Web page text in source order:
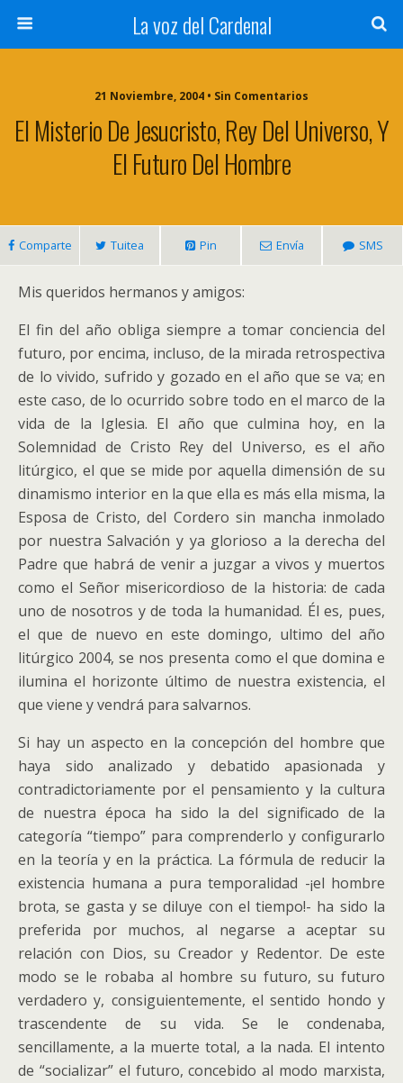
La voz del Cardenal
21 Noviembre, 2004 • Sin Comentarios
El Misterio De Jesucristo, Rey Del Universo, Y
El Futuro Del Hombre
Comparte Tuitea Pin Envía SMS
Mis queridos hermanos y amigos:
El fin del año obliga siempre a tomar conciencia del
futuro, por encima, incluso, de la mirada retrospectiva
de lo vivido, sufrido y gozado en el año que se va; en
este caso, de lo ocurrido sobre todo en el marco de la
vida de la Iglesia. El año que culmina hoy, en la
Solemnidad de Cristo Rey del Universo, es el año
litúrgico, el que se mide por aquella dimensión de su
dinamismo interior en la que ella es más ella misma, la
Esposa de Cristo, del Cordero sin mancha inmolado
por nuestra Salvación y ya glorioso a la derecha del
Padre que habrá de venir a juzgar a vivos y muertos
como el Señor misericordioso de la historia: de cada
uno de nosotros y de toda la humanidad. Él es, pues,
el que de nuevo en este domingo, ultimo del año
litúrgico 2004, se nos presenta como el que domina e
ilumina el horizonte último de nuestra existencia, el
que viene y vendrá para salvarnos.
Si hay un aspecto en la concepción del hombre que
haya sido analizado y debatido apasionada y
contradictoriamente por el pensamiento y la cultura
de nuestra época ha sido la del significado de la
categoría “tiempo” para comprenderlo y configurarlo
en la teoría y en la práctica. La fórmula de reducir la
existencia humana a pura temporalidad -¡el hombre
brota, se gasta y se diluye con el tiempo!- ha sido la
preferida por muchos, al negarse a aceptar su
relación con Dios, su Creador y Redentor. De este
modo se le robaba al hombre su futuro, su futuro
verdadero y, consiguientemente, el sentido hondo y
trascendente de su vida. Se le condenaba,
sencillamente, a la muerte total, a la nada. El intento
de “socializar” el futuro, concebido al modo marxista,